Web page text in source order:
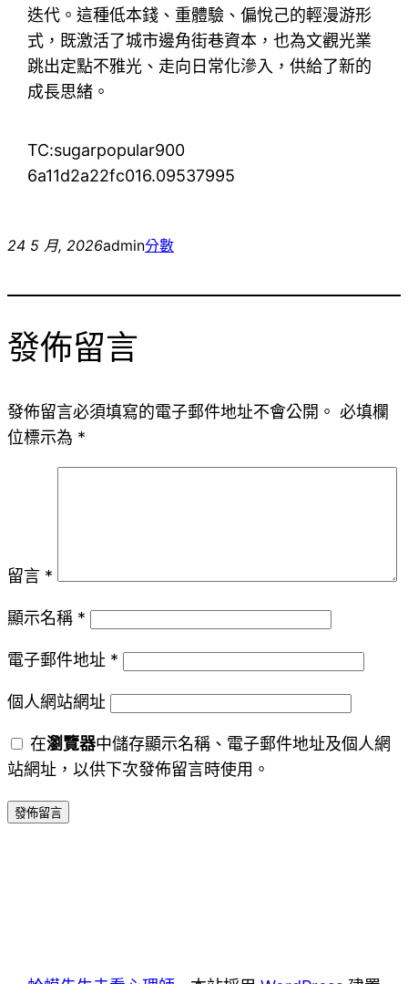
迭代。這種低本錢、重體驗、偏悅己的輕漫游形
式，既激活了城市邊角街巷資本，也為文觀光業
跳出定點不雅光、走向日常化滲入，供給了新的
成長思緒。
TC:sugarpopular900
6a11d2a22fc016.09537995
24 5 月, 2026admin分數
發佈留言
發佈留言必須填寫的電子郵件地址不會公開。 必填欄
位標示為 *
留言 *
顯示名稱 *
電子郵件地址 *
個人網站網址
在瀏覽器中儲存顯示名稱、電子郵件地址及個人網
站網址，以供下次發佈留言時使用。